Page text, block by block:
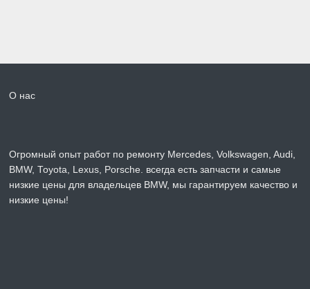
О нас
Огромный опыт работ по ремонту Mercedes, Volkswagen, Audi,
BMW, Toyota, Lexus, Porsche. всегда есть запчасти и самые
низкие цены для владельцев BMW, мы гарантируем качество и
низкие цены!